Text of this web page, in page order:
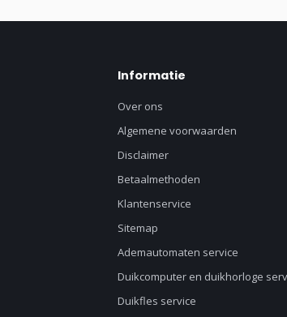
Informatie
Over ons
Algemene voorwaarden
Disclaimer
Betaalmethoden
Klantenservice
Sitemap
Ademautomaten service
Duikcomputer en duikhorloge
Duikfles service